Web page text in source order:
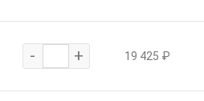
- + 19 425 ₽